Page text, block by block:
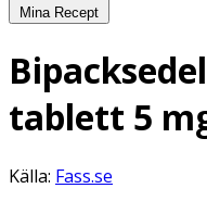
Mina Recept
tablett 5
Källa: Fass.se